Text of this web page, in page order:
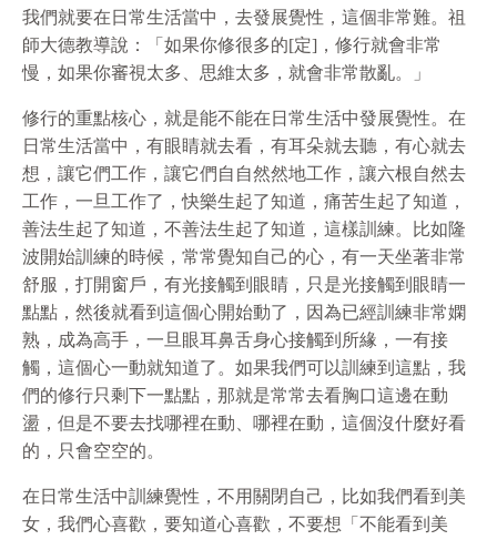
我們就要在日常生活當中，去發展覺性，這個非常難。祖
師大德教導說：「如果你修很多的[定]，修行就會非常
慢，如果你審視太多、思維太多，就會非常散亂。」
修行的重點核心，就是能不能在日常生活中發展覺性。在
日常生活當中，有眼睛就去看，有耳朵就去聽，有心就去
想，讓它們工作，讓它們自自然然地工作，讓六根自然去
工作，一旦工作了，快樂生起了知道，痛苦生起了知道，
善法生起了知道，不善法生起了知道，這樣訓練。比如隆
波開始訓練的時候，常常覺知自己的心，有一天坐著非常
舒服，打開窗戶，有光接觸到眼睛，只是光接觸到眼睛一
點點，然後就看到這個心開始動了，因為已經訓練非常嫻
熟，成為高手，一旦眼耳鼻舌身心接觸到所緣，一有接
觸，這個心一動就知道了。如果我們可以訓練到這點，我
們的修行只剩下一點點，那就是常常去看胸口這邊在動
盪，但是不要去找哪裡在動、哪裡在動，這個沒什麼好看
的，只會空空的。
在日常生活中訓練覺性，不用關閉自己，比如我們看到美
女，我們心喜歡，要知道心喜歡，不要想「不能看到美